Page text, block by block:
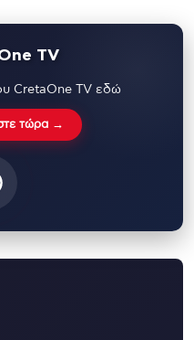
TV
CretaOne TV εδώ
τώρα →